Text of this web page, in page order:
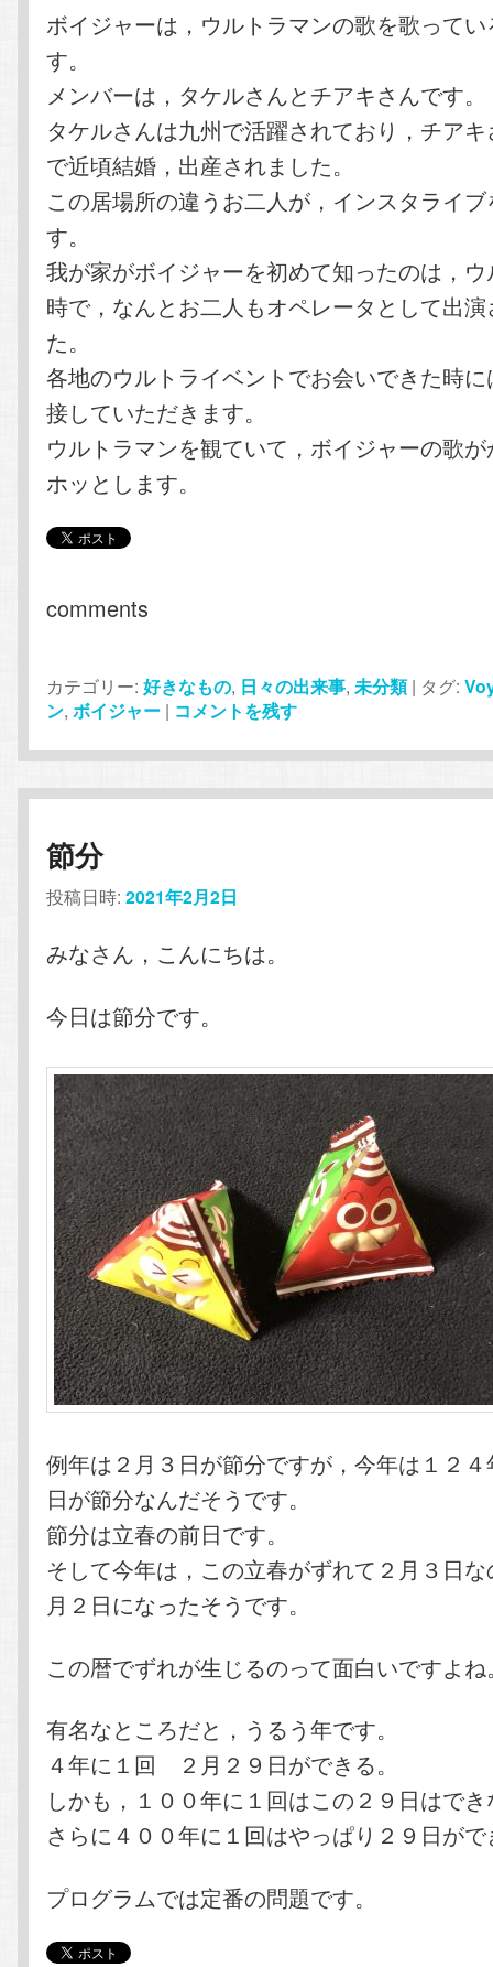
ボイジャーは，ウルトラマンの歌を歌って
す。
メンバーは，タケルさんとチアキさんです。
タケルさんは九州で活躍されており，チア
で近頃結婚，出産されました。
この居場所の違うお二人が，インスタライ
す。
我が家がボイジャーを初めて知ったのは，
時で，なんとお二人もオペレータとして出
た。
各地のウルトライベントでお会いできた時
接していただきます。
ウルトラマンを観ていて，ボイジャーの歌
ホッとします。
comments
カテゴリー: 好きなもの, 日々の出来事,未分類 | タグ:
ン,ボイジャー | コメントを残す
節分
投稿日時:2021年2月2日
みなさん，こんにちは。
今日は節分です。
例年は２月３日が節分ですが，今年は１２
日が節分なんだそうです。
節分は立春の前日です。
そして今年は，この立春がずれて２月３日
月２日になったそうです。
この暦でずれが生じるのって面白いですよね
有名なところだと，うるう年です。
４年に１回 ２月２９日ができる。
しかも，１００年に１回はこの２９日はで
さらに４００年に１回はやっぱり２９日が
プログラムでは定番の問題です。